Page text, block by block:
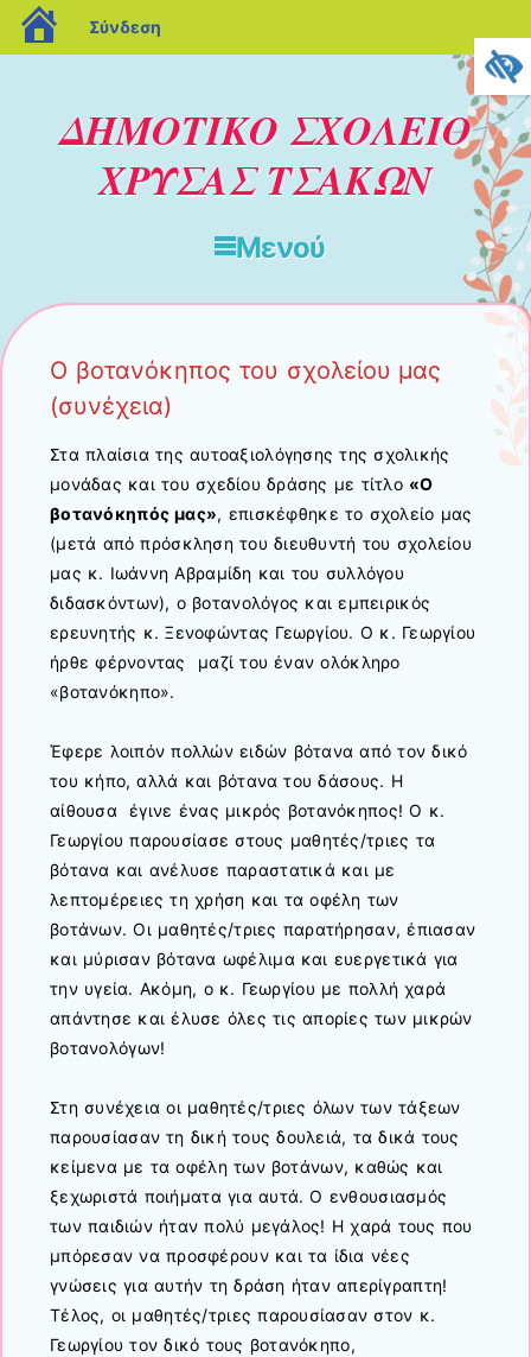
ΔΗΜΟΤΙΚΟ ΣΧΟΛΕΙΟ
ΧΡΥΣΑΣ ΤΣΑΚΩΝ
Μενού
Ο βοτανόκηπος του σχολείου μας
(συνέχεια)
Στα πλαίσια της αυτοαξιολόγησης της σχολικής
μονάδας και του σχεδίου δράσης με τίτλο «Ο
βοτανόκηπός μας», επισκέφθηκε το σχολείο μας
(μετά από πρόσκληση του διευθυντή του σχολείου
μας κ. Ιωάννη Αβραμίδη και του συλλόγου
διδασκόντων), ο βοτανολόγος και εμπειρικός
ερευνητής κ. Ξενοφώντας Γεωργίου. Ο κ. Γεωργίου
ήρθε φέρνοντας μαζί του έναν ολόκληρο
«βοτανόκηπο».
Έφερε λοιπόν πολλών ειδών βότανα από τον δικό
του κήπο, αλλά και βότανα του δάσους. Η
αίθουσα έγινε ένας μικρός βοτανόκηπος! Ο κ.
Γεωργίου παρουσίασε στους μαθητές/τριες τα
βότανα και ανέλυσε παραστατικά και με
λεπτομέρειες τη χρήση και τα οφέλη των
βοτάνων. Οι μαθητές/τριες παρατήρησαν, έπιασαν
και μύρισαν βότανα ωφέλιμα και ευεργετικά για
την υγεία. Ακόμη, ο κ. Γεωργίου με πολλή χαρά
απάντησε και έλυσε όλες τις απορίες των μικρών
βοτανολόγων!
Στη συνέχεια οι μαθητές/τριες όλων των τάξεων
παρουσίασαν τη δική τους δουλειά, τα δικά τους
κείμενα με τα οφέλη των βοτάνων, καθώς και
ξεχωριστά ποιήματα για αυτά. Ο ενθουσιασμός
των παιδιών ήταν πολύ μεγάλος! Η χαρά τους που
μπόρεσαν να προσφέρουν και τα ίδια νέες
γνώσεις για αυτήν τη δράση ήταν απερίγραπτη!
Τέλος, οι μαθητές/τριες παρουσίασαν στον κ.
Γεωργίου τον δικό τους βοτανόκηπο,
blogs.sch.gr
Σύνδεση